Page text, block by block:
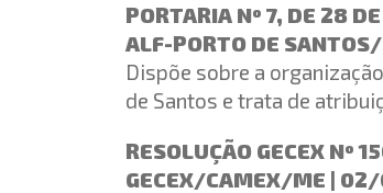
PORTARIA Nº 7, DE 28
ALF-PORTO DE
Dispõe sobre a
de Santos e trata de
RESOLUÇÃO GECEX Nº
GECEX/CAMEX/ME |